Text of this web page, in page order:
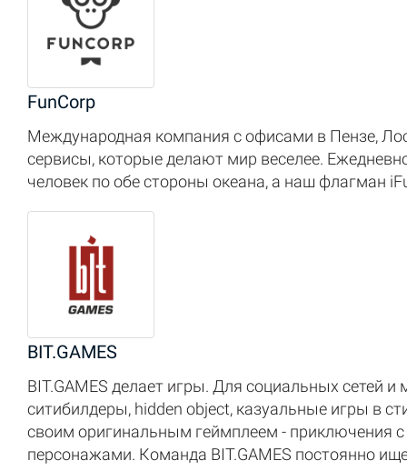
FunCorp
Международная компания с офисами в Пензе,
сервисы, которые делают мир веселее.
человек по обе стороны океана, а наш флагман
BIT.GAMES
BIT.GAMES делает игры. Для социальных
ситибилдеры, hidden object, казуальные игры в
своим оригинальным геймплеем -
персонажами. Команда BIT.GAMES постоянно